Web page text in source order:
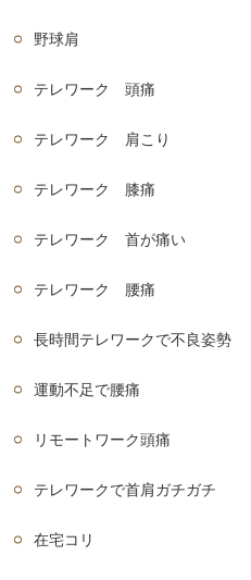
野球肩
テレワーク 頭痛
テレワーク 肩こり
テレワーク 膝痛
テレワーク 首が痛い
テレワーク 腰痛
長時間テレワークで不良姿勢
運動不足で腰痛
リモートワーク頭痛
テレワークで首肩ガチガチ
在宅コリ